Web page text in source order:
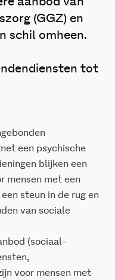
(GGZ) en
schil omheen.
tot
een psychische
blijken een
mensen met een
steun in de rug en
van sociale
(sociaal-
voor mensen met